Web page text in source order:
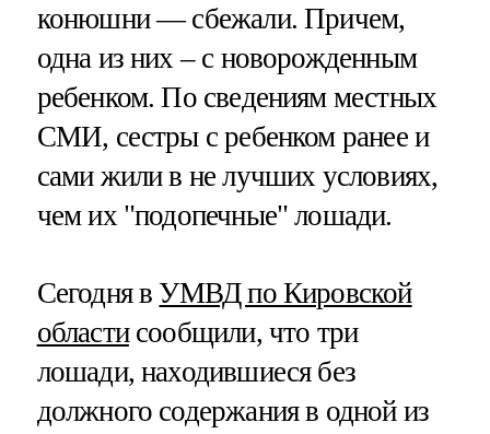
конюшни — сбежали. Причем,
одна из них – с новорожденным
ребенком. По сведениям местных
СМИ, сестры с ребенком ранее и
сами жили в не лучших условиях,
чем их "подопечные" лошади.
Сегодня вУМВД по Кировской
областисообщили, что три
лошади, находившиеся без
должного содержания в одной из